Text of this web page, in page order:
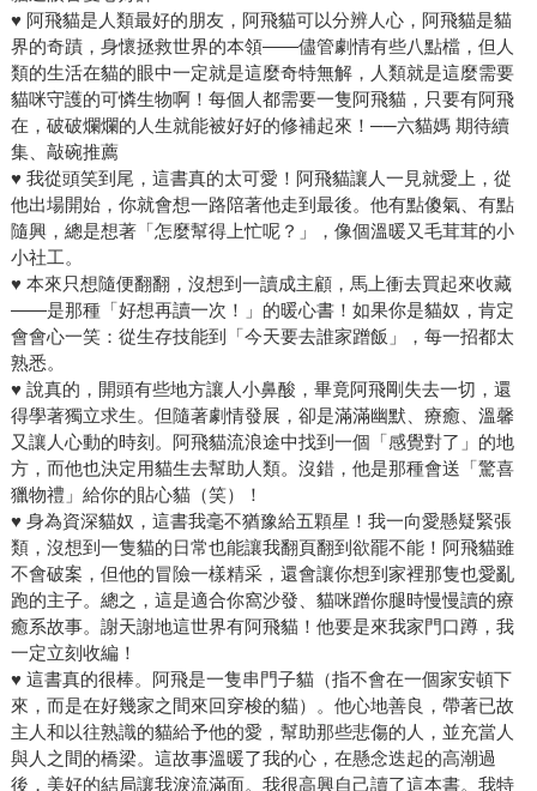
♥ 阿飛貓是人類最好的朋友，阿飛貓可以分辨人心，阿飛貓是貓
界的奇蹟，身懷拯救世界的本領——儘管劇情有些八點檔，但人
類的生活在貓的眼中一定就是這麼奇特無解，人類就是這麼需要
貓咪守護的可憐生物啊！每個人都需要一隻阿飛貓，只要有阿飛
在，破破爛爛的人生就能被好好的修補起來！──六貓媽 期待續
集、敲碗推薦
♥ 我從頭笑到尾，這書真的太可愛！阿飛貓讓人一見就愛上，從
他出場開始，你就會想一路陪著他走到最後。他有點傻氣、有點
隨興，總是想著「怎麼幫得上忙呢？」，像個溫暖又毛茸茸的小
小社工。
♥ 本來只想隨便翻翻，沒想到一讀成主顧，馬上衝去買起來收藏
——是那種「好想再讀一次！」的暖心書！如果你是貓奴，肯定
會會心一笑：從生存技能到「今天要去誰家蹭飯」，每一招都太
熟悉。
♥ 說真的，開頭有些地方讓人小鼻酸，畢竟阿飛剛失去一切，還
得學著獨立求生。但隨著劇情發展，卻是滿滿幽默、療癒、溫馨
又讓人心動的時刻。阿飛貓流浪途中找到一個「感覺對了」的地
方，而他也決定用貓生去幫助人類。沒錯，他是那種會送「驚喜
獵物禮」給你的貼心貓（笑）！
♥ 身為資深貓奴，這書我毫不猶豫給五顆星！我一向愛懸疑緊張
類，沒想到一隻貓的日常也能讓我翻頁翻到欲罷不能！阿飛貓雖
不會破案，但他的冒險一樣精采，還會讓你想到家裡那隻也愛亂
跑的主子。總之，這是適合你窩沙發、貓咪蹭你腿時慢慢讀的療
癒系故事。謝天謝地這世界有阿飛貓！他要是來我家門口蹲，我
一定立刻收編！
♥ 這書真的很棒。阿飛是一隻串門子貓（指不會在一個家安頓下
來，而是在好幾家之間來回穿梭的貓）。他心地善良，帶著已故
主人和以往熟識的貓給予他的愛，幫助那些悲傷的人，並充當人
與人之間的橋梁。這故事溫暖了我的心，在懸念迭起的高潮過
後，美好的結局讓我淚流滿面。我很高興自己讀了這本書。我特